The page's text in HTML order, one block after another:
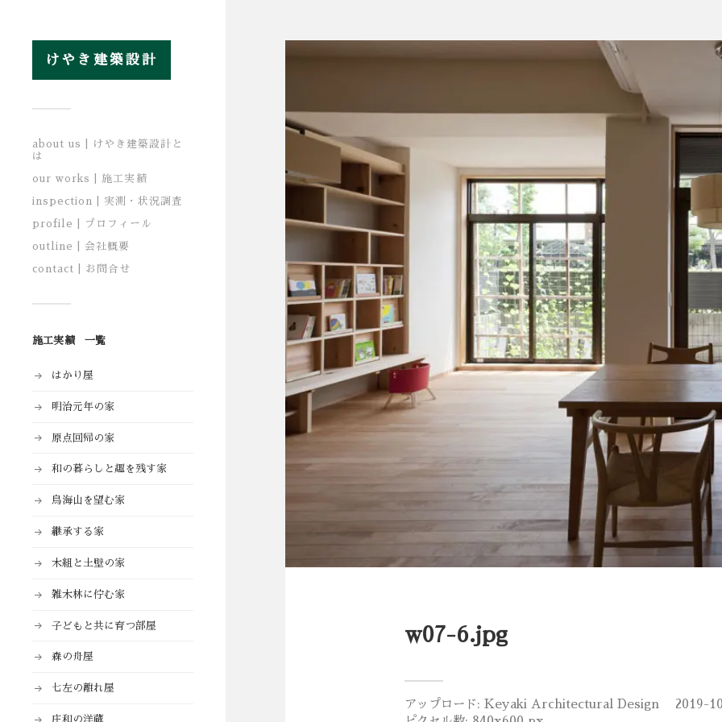
けやき建築設計
about us | けやき建築設計と
は
our works | 施工実績
inspection | 実測・状況調査
profile | プロフィール
outline | 会社概要
contact | お問合せ
施工実績 一覧
はかり屋
明治元年の家
原点回帰の家
和の暮らしと趣を残す家
鳥海山を望む家
継承する家
木組と土壁の家
雑木林に佇む家
子どもと共に育つ部屋
森の舟屋
七左の離れ屋
庄和の洋蔵
w07-6.jpg
アップロード: Keyaki Architectural Design
2019-